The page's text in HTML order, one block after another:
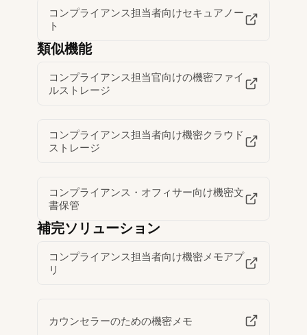
コンプライアンス担当者向けセキュアノー
ト
類似機能
コンプライアンス担当官向けの機密ファイ
ルストレージ
コンプライアンス担当者向け機密クラウド
ストレージ
コンプライアンス・オフィサー向け機密文
書保管
補完ソリューション
コンプライアンス担当者向け機密メモアプ
リ
カウンセラーのための機密メモ